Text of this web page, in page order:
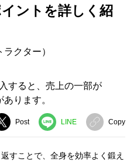
ントを詳しく紹
クター）
すると、売上の一部が
ります。
Post LINE Copy
すことで、全身を効率よく鍛え